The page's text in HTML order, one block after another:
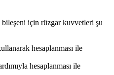
bileşeni için rüzgar kuvvetleri şu
hesaplanması ile
hesaplanması ile